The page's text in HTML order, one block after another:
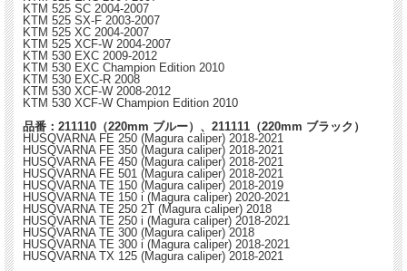
KTM 525 SC 2004-2007
KTM 525 SX-F 2003-2007
KTM 525 XC 2004-2007
KTM 525 XCF-W 2004-2007
KTM 530 EXC 2009-2012
KTM 530 EXC Champion Edition 2010
KTM 530 EXC-R 2008
KTM 530 XCF-W 2008-2012
KTM 530 XCF-W Champion Edition 2010
品番：211110（220mm ブルー）、211111（220mm ブラック）
HUSQVARNA FE 250 (Magura caliper) 2018-2021
HUSQVARNA FE 350 (Magura caliper) 2018-2021
HUSQVARNA FE 450 (Magura caliper) 2018-2021
HUSQVARNA FE 501 (Magura caliper) 2018-2021
HUSQVARNA TE 150 (Magura caliper) 2018-2019
HUSQVARNA TE 150 i (Magura caliper) 2020-2021
HUSQVARNA TE 250 2T (Magura caliper) 2018
HUSQVARNA TE 250 i (Magura caliper) 2018-2021
HUSQVARNA TE 300 (Magura caliper) 2018
HUSQVARNA TE 300 i (Magura caliper) 2018-2021
HUSQVARNA TX 125 (Magura caliper) 2018-2021